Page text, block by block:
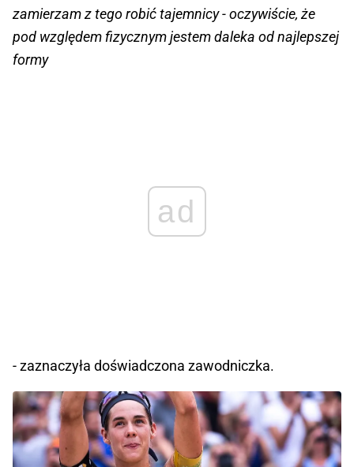
zamierzam z tego robić tajemnicy - oczywiście, że
pod względem fizycznym jestem daleka od najlepszej
formy
ad
- zaznaczyła doświadczona zawodniczka.